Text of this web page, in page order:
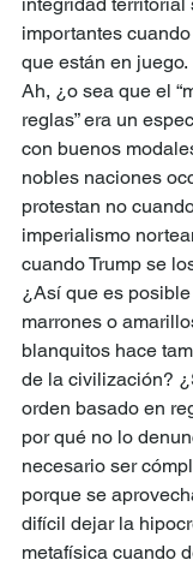
integridad territorial
importantes
que están en juego.
Ah, ¿o sea que el
reglas” era un
con buenos
nobles naciones
protestan no
imperialismo
cuando Trump se
¿Así que es
marrones o
blanquitos hace
de la civilización?
orden basado en
por qué no lo
necesario ser
porque se
difícil dejar la
metafísica cuando